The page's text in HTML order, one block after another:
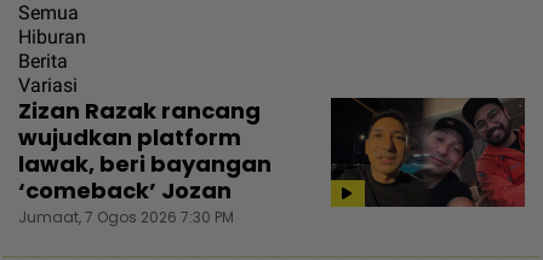
Semua
Hiburan
Berita
Variasi
Zizan Razak rancang
wujudkan platform
lawak, beri bayangan
‘comeback’ Jozan
Jumaat, 7 Ogos 2026 7:30 PM